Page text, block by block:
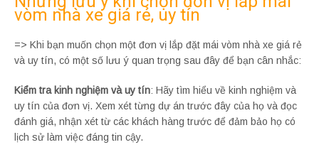
vòm nhà xe giá rẻ, uy tín
=> Khi bạn muốn chọn một đơn vị lắp đặt mái vòm nhà xe giá rẻ
và uy tín, có một số lưu ý quan trọng sau đây để bạn cân nhắc:
Kiểm tra kinh nghiệm và uy tín: Hãy tìm hiểu về kinh nghiệm và
uy tín của đơn vị. Xem xét từng dự án trước đây của họ và đọc
đánh giá, nhận xét từ các khách hàng trước để đảm bảo họ có
lịch sử làm việc đáng tin cậy.